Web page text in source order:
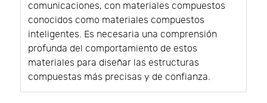
comunicaciones, con materiales compuestos
conocidos como materiales compuestos
inteligentes. Es necesaria una comprensión
profunda del comportamiento de estos
materiales para diseñar las estructuras
compuestas más precisas y de confianza.